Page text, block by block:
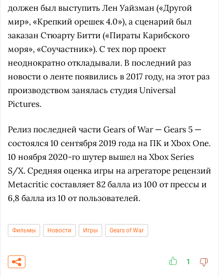
должен был выступить Лен Уайзман («Другой
мир», «Крепкий орешек 4.0»), а сценарий был
заказан Стюарту Битти («Пираты Карибского
моря», «Соучастник»). С тех пор проект
неоднократно откладывали. В последний раз
новости о ленте появились в 2017 году, на этот раз
производством занялась студия Universal
Pictures.
Релиз последней части Gears of War — Gears 5 —
состоялся 10 сентября 2019 года на ПК и Xbox One.
10 ноября 2020-го шутер вышел на Xbox Series
S/X. Средняя оценка игры на агрегаторе рецензий
Metacritic составляет 82 балла из 100 от прессы и
6,8 балла из 10 от пользователей.
Фильмы Новости Игры Gears of War
1